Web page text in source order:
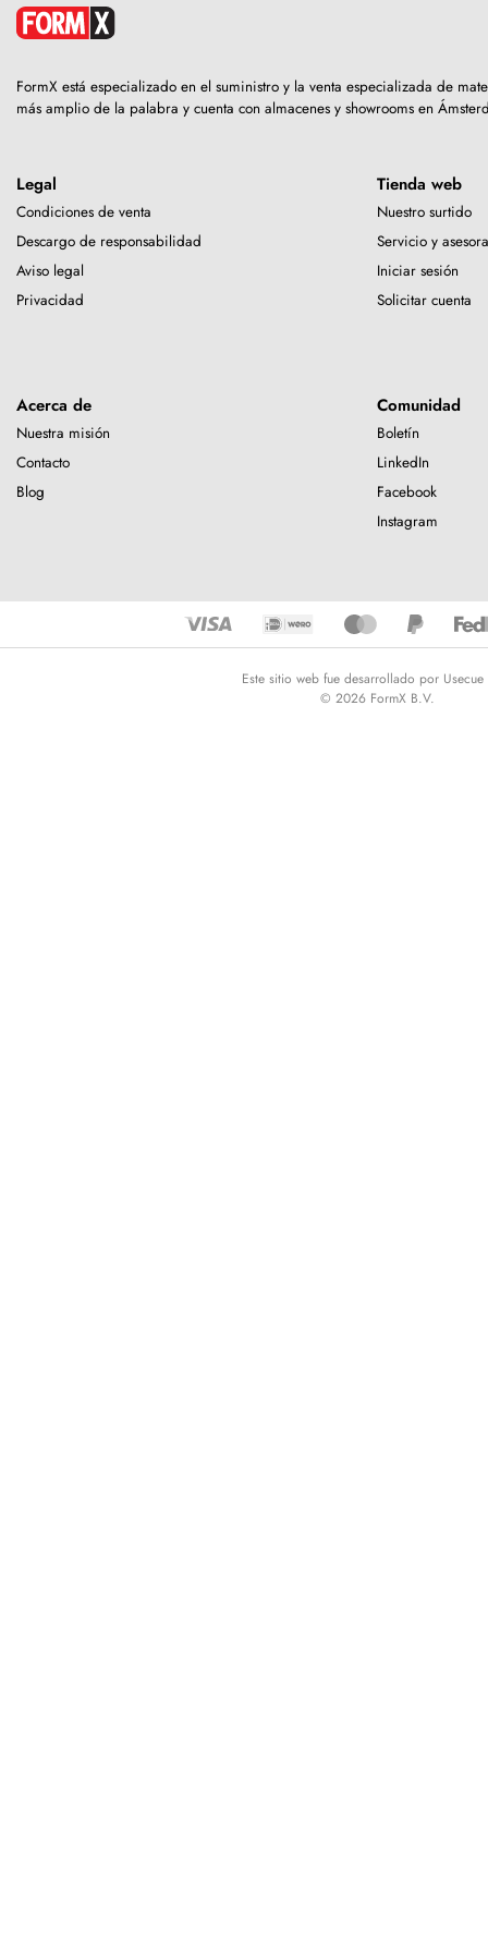
FormX está especializado en el suministro y la venta especializada de
más amplio de la palabra y cuenta con almacenes y showrooms en
Legal
Condiciones de venta
Descargo de responsabilidad
Aviso legal
Privacidad
Tienda web
Nuestro surtido
Servicio y
Iniciar sesión
Solicitar cuenta
Acerca de
Nuestra misión
Contacto
Blog
Comunidad
Boletín
LinkedIn
Facebook
Instagram
Este sitio web fue desarrollado por
© 2026 FormX B.V.